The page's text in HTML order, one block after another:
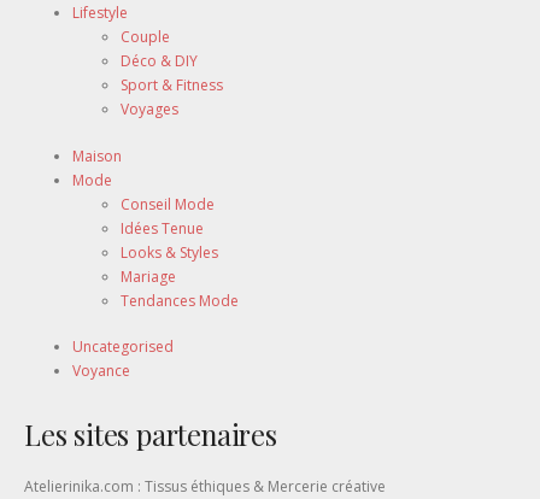
Lifestyle
Couple
Déco & DIY
Sport & Fitness
Voyages
Maison
Mode
Conseil Mode
Idées Tenue
Looks & Styles
Mariage
Tendances Mode
Uncategorised
Voyance
Les sites partenaires
Atelierinika.com : Tissus éthiques & Mercerie créative